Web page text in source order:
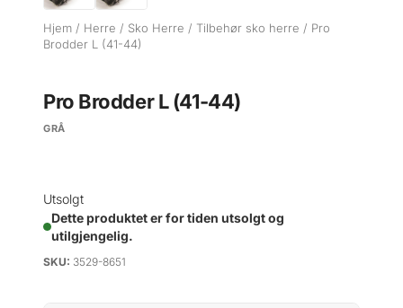
Hjem / Herre / Sko Herre / Tilbehør sko herre / Pro
Brodder L (41-44)
Pro Brodder L (41-44)
GRÅ
Utsolgt
Dette produktet er for tiden utsolgt og
utilgjengelig.
SKU: 3529-8651